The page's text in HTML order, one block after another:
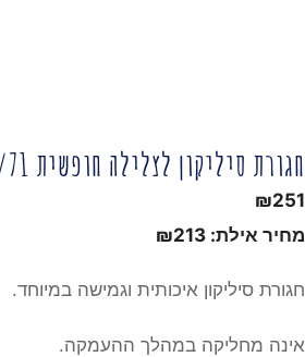
חגורת סיליקון לצלילה חופשית 29/71
₪251
מחיר אילת:
₪213
חגורת סיליקון איכותית וגמישה במיוחד.
אינה מחליקה במהלך ההעמקה.